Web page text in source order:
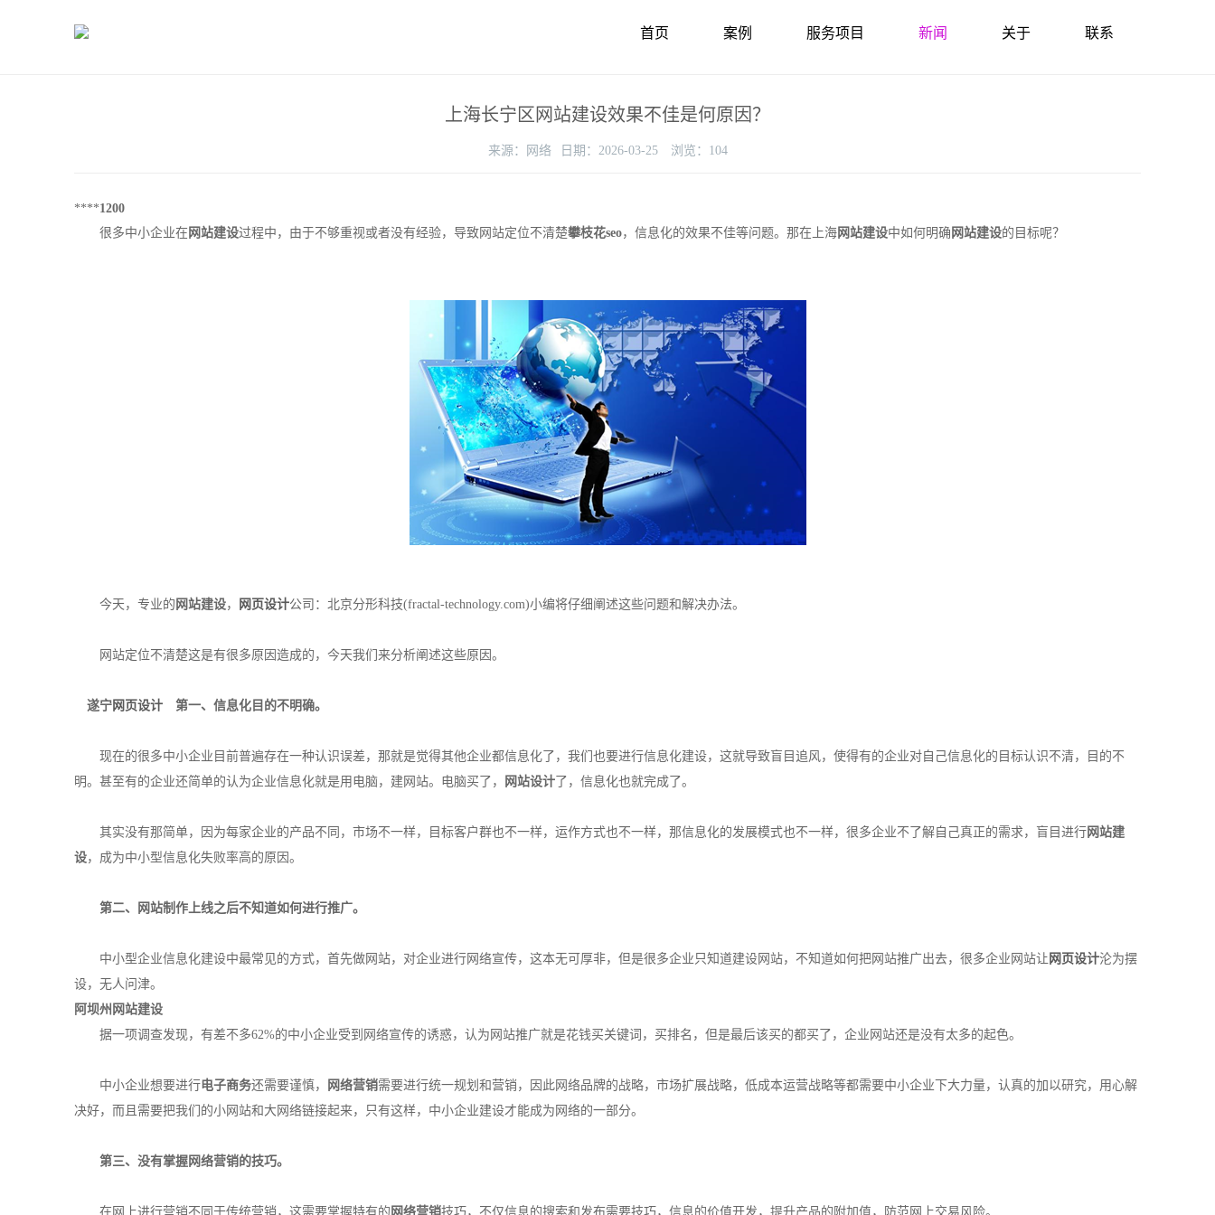
首页 案例 服务项目 新闻 关于 联系
上海长宁区网站建设效果不佳是何原因？
来源： 网络 日期： 2026-03-25 浏览： 104
****1200
很多中小企业在 网站建设过程中，由于不够重视或者没有经验，导致网站定位不清楚攀枝花seo，信息化的效果不佳等问题。那在上海 网站建设中如何明确 网站建设的目标呢？
今天，专业的 网站建设， 网页设计公司：北京分形科技(fractal-technology.com)小编将仔细阐述这些问题和解决办法。
网站定位不清楚这是有很多原因造成的，今天我们来分析阐述这些原因。
遂宁 网页设计 第一、信息化目的不明确。
现在的很多中小企业目前普遍存在一种认识误差，那就是觉得其他企业都信息化了，我们也要进行信息化建设，这就导致盲目追风，使得有的企业对自己信息化的目标认识不清，目的不
明。甚至有的企业还简单的认为企业信息化就是用电脑，建网站。电脑买了，
网站设计 了，信息化也就完成了。
其实没有那简单，因为每家企业的产品不同，市场不一样，目标客户群也不一样，运作方式也不一样，那信息化的发展模式也不一样，很多企业不了解自己真正的需求，盲目进行 网站建
设，成为中小型信息化失败率高的原因。
第二、网站制作上线之后不知道如何进行推广。
中小型企业信息化建设中最常见的方式，首先做网站，对企业进行网络宣传，这本无可厚非，但是很多企业只知道建设网站，不知道如何把网站推广出去，很多企业网站让 网页设计沦为摆
设，无人问津。
阿坝州网站建设
据一项调查发现，有差不多62%的中小企业受到网络宣传的诱惑，认为网站推广就是花钱买关键词，买排名，但是最后该买的都买了，企业网站还是没有太多的起色。
中小企业想要进行电子商务还需要谨慎， 网络营销需要进行统一规划和营销，因此网络品牌的战略，市场扩展战略，低成本运营战略等都需要中小企业下大力量，认真的加以研究，用心解
决好，而且需要把我们的小网站和大网络链接起来，只有这样，中小企业建设才能成为网络的一部分。
第三、没有掌握 网络营销的技巧。
在网上进行营销不同于传统营销，这需要掌握特有的 网络营销技巧，不仅信息的搜索和发布需要技巧，信息的价值开发，提升产品的附加值，防范网上交易风险。